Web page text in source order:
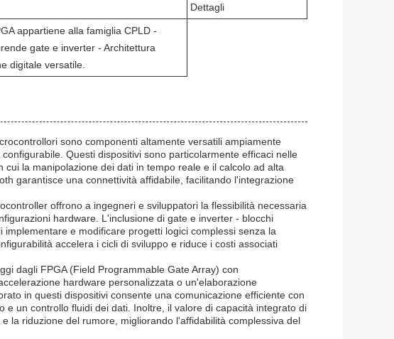
Dettagli
appartiene alla famiglia CPLD -
gate e inverter - Architettura
digitale versatile.
sono componenti altamente versatili ampiamente
Questi dispositivi sono particolarmente efficaci nelle
la manipolazione dei dati in tempo reale e il calcolo ad alta
garantisce una connettività affidabile, facilitando l'integrazione
offrono a ingegneri e sviluppatori la flessibilità necessaria
hardware. L'inclusione di gate e inverter - blocchi
e modificare progetti logici complessi senza la
accelera i cicli di sviluppo e riduce i costi associati
dagli FPGA (Field Programmable Gate Array) con
hardware personalizzata o un'elaborazione
in questi dispositivi consente una comunicazione efficiente con
un controllo fluidi dei dati. Inoltre, il valore di capacità integrato di
la riduzione del rumore, migliorando l'affidabilità complessiva del